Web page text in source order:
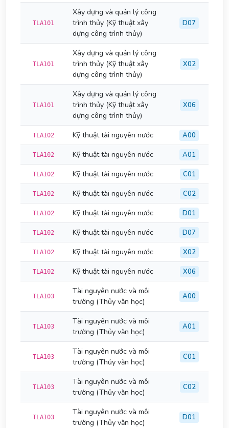
TLA101
Xây dựng và quản lý công
trình thủy (Kỹ thuật xây
dựng công trình thủy)
D07
TLA101
Xây dựng và quản lý công
trình thủy (Kỹ thuật xây
dựng công trình thủy)
X02
TLA101
Xây dựng và quản lý công
trình thủy (Kỹ thuật xây
dựng công trình thủy)
X06
TLA102 Kỹ thuật tài nguyên nước A00
TLA102 Kỹ thuật tài nguyên nước A01
TLA102 Kỹ thuật tài nguyên nước C01
TLA102 Kỹ thuật tài nguyên nước C02
TLA102 Kỹ thuật tài nguyên nước D01
TLA102 Kỹ thuật tài nguyên nước D07
TLA102 Kỹ thuật tài nguyên nước X02
TLA102 Kỹ thuật tài nguyên nước X06
TLA103
Tài nguyên nước và môi
trường (Thủy văn học)
A00
TLA103
Tài nguyên nước và môi
trường (Thủy văn học)
A01
TLA103
Tài nguyên nước và môi
trường (Thủy văn học)
C01
TLA103
Tài nguyên nước và môi
trường (Thủy văn học)
C02
TLA103
Tài nguyên nước và môi
trường (Thủy văn học)
D01